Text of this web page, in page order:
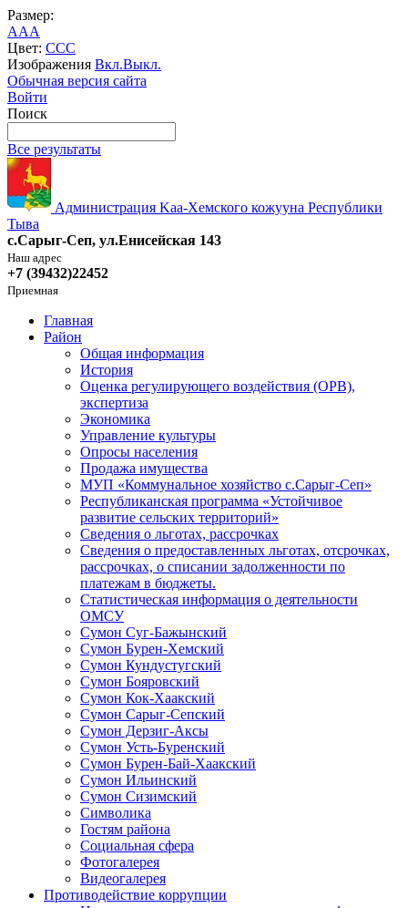
Размер:
AAA
Цвет: CCC
Изображения Вкл.Выкл.
Обычная версия сайта
Войти
Поиск
Все результаты
Администрация Kaa-Хемского кожууна Республики
Тыва
с.Сарыг-Сеп, ул.Енисейская 143
Наш адрес
+7 (39432)22452
Приемная
Главная
Район
Общая информация
История
Оценка регулирующего воздействия (ОРВ),
экспертиза
Экономика
Управление культуры
Опросы населения
Продажа имущества
МУП «Коммунальное хозяйство с.Сарыг-Сеп»
Республиканская программа «Устойчивое
развитие сельских территорий»
Сведения о льготах, рассрочках
Сведения о предоставленных льготах, отсрочках,
рассрочках, о списании задолженности по
платежам в бюджеты.
Статистическая информация о деятельности
ОМСУ
Сумон Суг-Бажынский
Сумон Бурен-Хемский
Сумон Кундустугский
Сумон Бояровский
Сумон Кок-Хаакский
Сумон Сарыг-Сепский
Сумон Дерзиг-Аксы
Сумон Усть-Буренский
Сумон Бурен-Бай-Хаакский
Сумон Ильинский
Сумон Сизимский
Символика
Гостям района
Социальная сфера
Фотогалерея
Видеогалерея
Противодействие коррупции